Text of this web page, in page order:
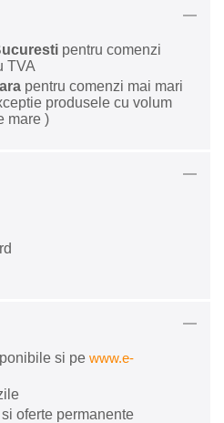
pentru comenzi
TVA
pentru comenzi mai mari
produsele cu volum
mare )
si pe www.e-
oferte permanente